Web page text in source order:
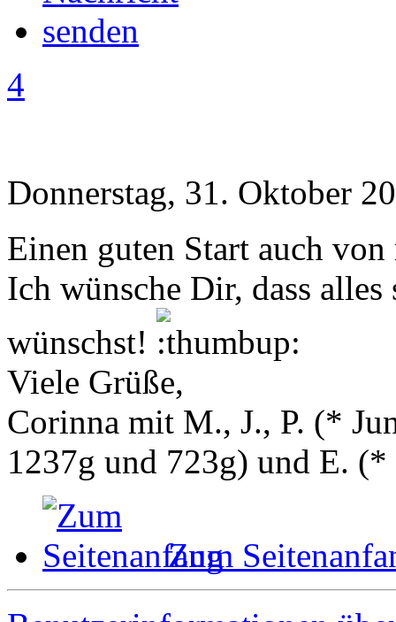
4
Donnerstag, 31. Oktober
Einen guten Start auch
Ich wünsche Dir, dass
wünschst!
Viele Grüße,
Corinna mit M., J., P. (*
1237g und 723g) und E. (*
Zum